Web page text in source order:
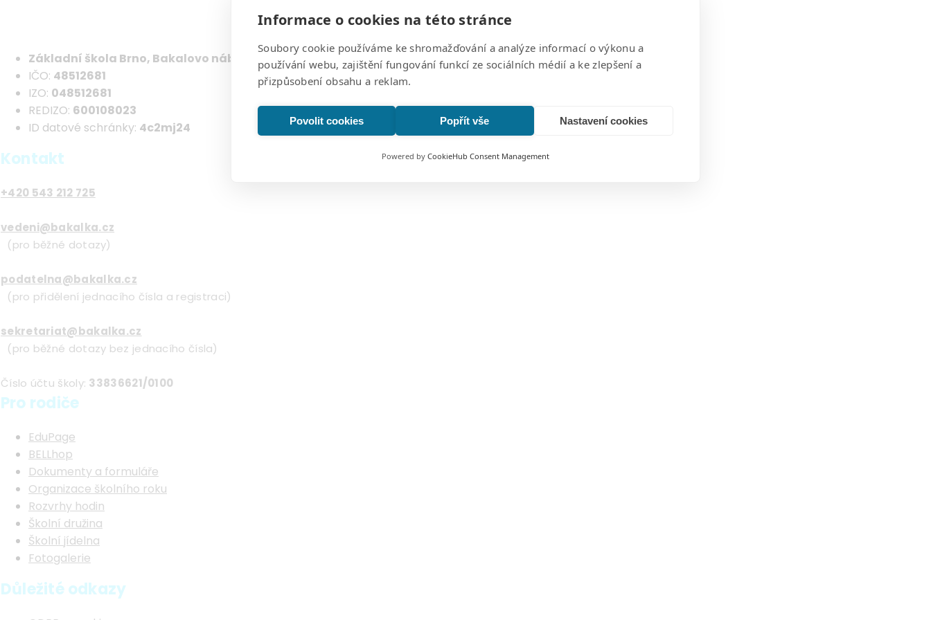
Informace o cookies na této stránce
Soubory cookie používáme ke shromažďování a analýze informací o výkonu a
používání webu, zajištění fungování funkcí ze sociálních médií a ke zlepšení a
přizpůsobení obsahu a reklam.
Povolit cookies Popřít vše Nastavení cookies
Powered by CookieHub Consent Management
Základní škola Brno, Bakalovo nábřeží 8, Brno 639 00
IČO: 48512681
IZO: 048512681
REDIZO: 600108023
ID datové schránky: 4c2mj24
Kontakt
+420 543 212 725
vedeni@bakalka.cz
(pro běžné dotazy)
podatelna@bakalka.cz
(pro přidělení jednacího čísla a registraci)
sekretariat@bakalka.cz
(pro běžné dotazy bez jednacího čísla)
Číslo účtu školy: 33836621/0100
Pro rodiče
EduPage
BELLhop
Dokumenty a formuláře
Organizace školního roku
Rozvrhy hodin
Školní družina
Školní jídelna
Fotogalerie
Důležité odkazy